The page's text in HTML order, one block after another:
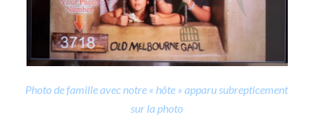
Photo de famille avec notre « hôte » apparu subrepticement
sur la photo